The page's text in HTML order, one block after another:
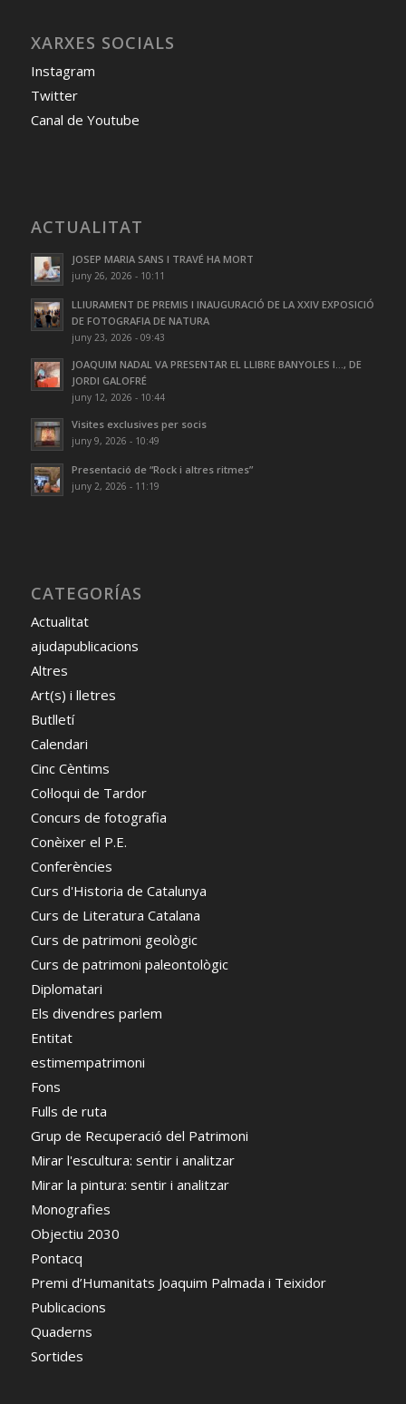
XARXES SOCIALS
Instagram
Twitter
Canal de Youtube
ACTUALITAT
JOSEP MARIA SANS I TRAVÉ HA MORT
juny 26, 2026 - 10:11
LLIURAMENT DE PREMIS I INAUGURACIÓ DE LA XXIV EXPOSICIÓ
DE FOTOGRAFIA DE NATURA
juny 23, 2026 - 09:43
JOAQUIM NADAL VA PRESENTAR EL LLIBRE BANYOLES I…, DE
JORDI GALOFRÉ
juny 12, 2026 - 10:44
Visites exclusives per socis
juny 9, 2026 - 10:49
Presentació de “Rock i altres ritmes”
juny 2, 2026 - 11:19
CATEGORÍAS
Actualitat
ajudapublicacions
Altres
Art(s) i lletres
Butlletí
Calendari
Cinc Cèntims
Col·loqui de Tardor
Concurs de fotografia
Conèixer el P.E.
Conferències
Curs d'Historia de Catalunya
Curs de Literatura Catalana
Curs de patrimoni geològic
Curs de patrimoni paleontològic
Diplomatari
Els divendres parlem
Entitat
estimempatrimoni
Fons
Fulls de ruta
Grup de Recuperació del Patrimoni
Mirar l'escultura: sentir i analitzar
Mirar la pintura: sentir i analitzar
Monografies
Objectiu 2030
Pontacq
Premi d’Humanitats Joaquim Palmada i Teixidor
Publicacions
Quaderns
Sortides